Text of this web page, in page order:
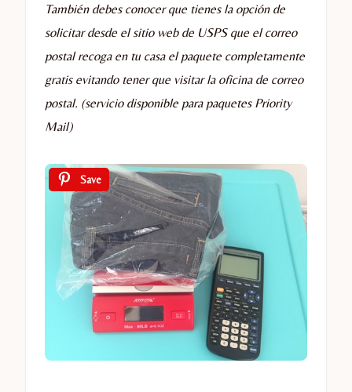
También debes conocer que tienes la opción de
solicitar desde el sitio web de USPS que el correo
postal recoga en tu casa el paquete completamente
gratis evitando tener que visitar la oficina de correo
postal. (servicio disponible para paquetes Priority
Mail)
Save